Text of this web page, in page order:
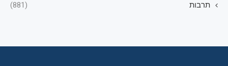
תרבות (881)